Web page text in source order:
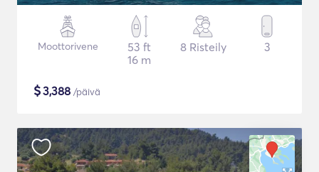
Moottorivene
53 ft
16 m
8 Risteily 3
$3,388 /päivä